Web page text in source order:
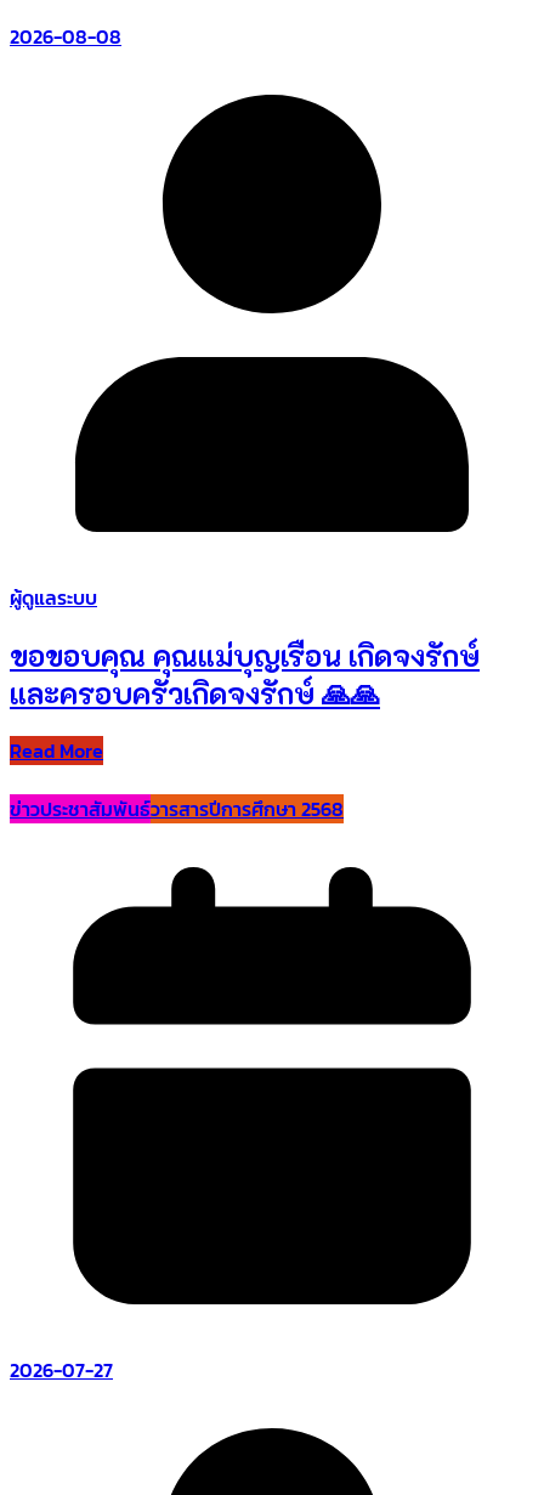
2026-08-08
ผู้ดูแลระบบ
ขอขอบคุณ คุณแม่บุญเรือน เกิดจงรักษ์
และครอบครัวเกิดจงรักษ์ 🙏🙏
Read More
ข่าวประชาสัมพันธ์วารสารปีการศึกษา 2568
2026-07-27